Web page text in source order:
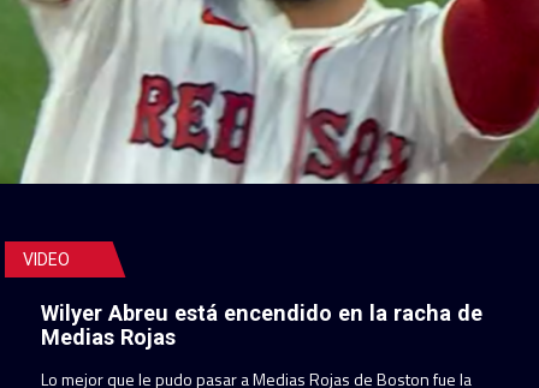
VIDEO
Wilyer Abreu está encendido en la racha de
Medias Rojas
Lo mejor que le pudo pasar a Medias Rojas de Boston fue la